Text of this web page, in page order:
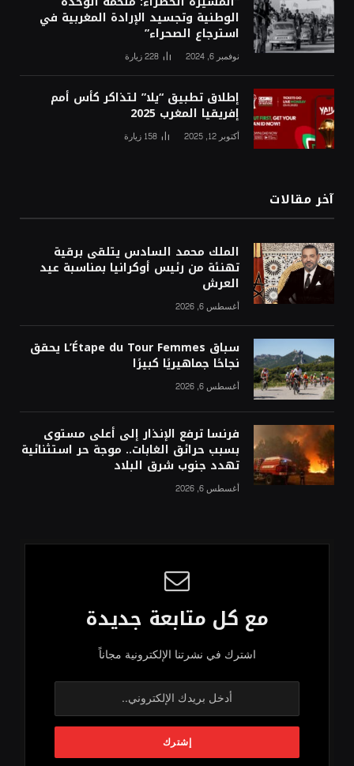
الوطنية وتجسيد الإرادة المغربية في
استرجاع الصحراء”
نوفمبر 6, 2024 228زيارة
إطلاق تطبيق “يلا” لتذاكر كأس أمم
إفريقيا المغرب 2025
أكتوبر 12, 2025 158 زيارة
آخر مقالات
الملك محمد السادس يتلقى برقية
تهنئة من رئيس أوكرانيا بمناسبة عيد
العرش
أغسطس 6, 2026
سباق L’Étape du Tour Femmes يحقق
نجاحًا جماهيريًا كبيرًا
أغسطس 6, 2026
فرنسا ترفع الإنذار إلى أعلى مستوى
بسبب حرائق الغابات.. موجة حر استثنائية
تهدد جنوب شرق البلاد
أغسطس 6, 2026
مع كل متابعة جديدة
اشترك في نشرتنا الإلكترونية مجاناً